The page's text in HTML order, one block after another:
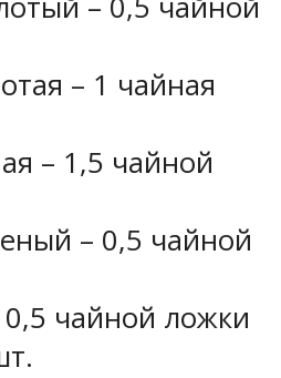
– 1 чайная
– 1,5 чайной
– 0,5 чайной
чайной ложки